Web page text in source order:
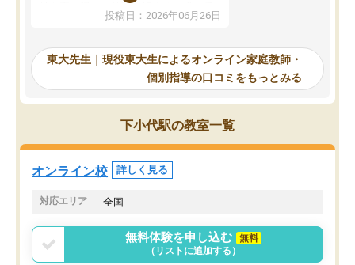
供も家に帰って勉強の話すると嫌な反
応を示します。東大先生にお願いして
れるので、親としても安心です。毎日
使える自習室とかもあり、わからない
ところがあれば先生が回答してくれる
のも重宝しています。
投稿日：2026年06月26日
自習室が毎日使えていつ
るのが心強かったよう
謝です。
東大先生｜現役東大生によるオンライン家庭教師・
個別指導の口コミをもっとみる
下小代駅の教室一覧
オンライン校 詳しく見る
対応エリア 全国
無料体験を申し込む
無料
（リストに追加する）